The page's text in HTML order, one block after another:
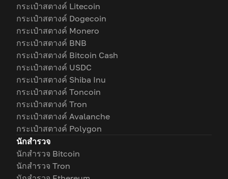
กระเป๋าสตางค์ Litecoin
กระเป๋าสตางค์ Dogecoin
กระเป๋าสตางค์ Monero
กระเป๋าสตางค์ BNB
กระเป๋าสตางค์ Bitcoin Cash
กระเป๋าสตางค์ USDC
กระเป๋าสตางค์ Shiba Inu
กระเป๋าสตางค์ Toncoin
กระเป๋าสตางค์ Tron
กระเป๋าสตางค์ Avalanche
กระเป๋าสตางค์ Polygon
นักสำรวจ
นักสำรวจ Bitcoin
นักสำรวจ Tron